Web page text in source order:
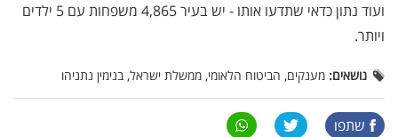
ועוד נתון כדאי שתדעו אותו - יש בעיר 4,865 משפחות עם 5 ילדים
ויותר.
נושאים: מענקים, הביטוח הלאומי, ממשלת ישראל, בנימין נתניהו
שתפו